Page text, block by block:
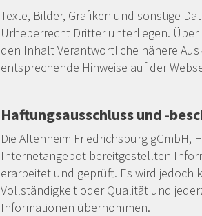
Texte, Bilder, Grafiken und sonstige
Urheberrecht Dritter unterliegen.
den Inhalt Verantwortliche nähere
entsprechende Hinweise auf der
Haftungsausschluss und -
Die Altenheim Friedrichsburg gGmbH,
Internetangebot bereitgestellten
erarbeitet und geprüft. Es wird jedoch
Vollständigkeit oder Qualität und
Informationen übernommen.